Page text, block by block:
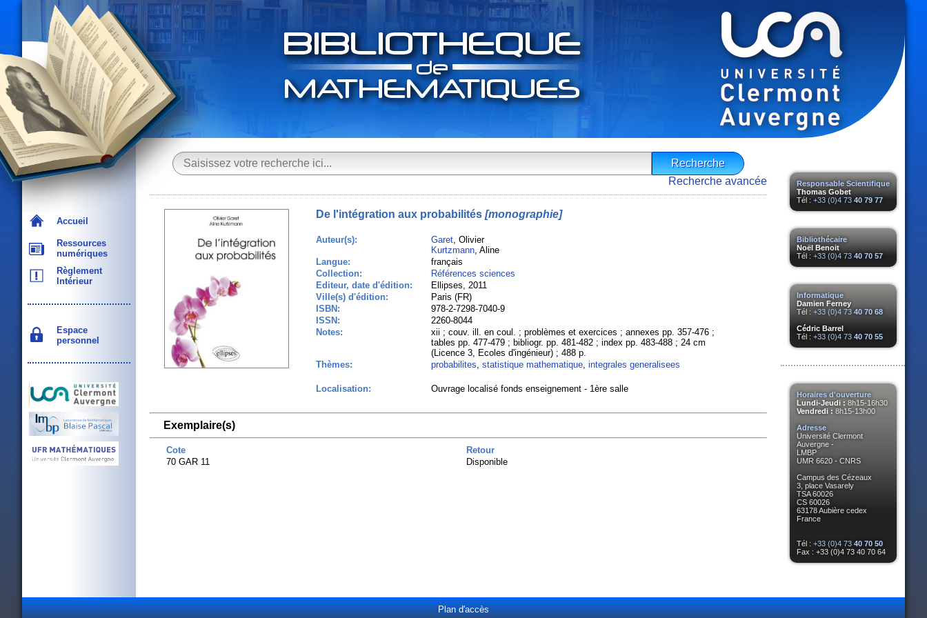
Accueil
Ressources
numériques
Règlement
Intérieur
Espace
personnel
Responsable Scientifique
Thomas Gobet
Tél : +33 (0)4 73 40 79 77
Bibliothécaire
Noël Benoit
Tél : +33 (0)4 73 40 70 57
Informatique
Damien Ferney
Tél : +33 (0)4 73 40 70 68
Cédric Barrel
Tél : +33 (0)4 73 40 70 55
Horaires d'ouverture
Lundi-Jeudi : 8h15-16h30
Vendredi : 8h15-13h00
Adresse
Université Clermont
Auvergne -
LMBP
UMR 6620 - CNRS
Campus des Cézeaux
3, place Vasarely
TSA 60026
CS 60026
63178 Aubière cedex
France
Tél : +33 (0)4 73 40 70 50
Fax : +33 (0)4 73 40 70 64
Recherche avancée
De l'intégration aux probabilités[monographie]
Auteur(s): Garet, Olivier
Kurtzmann, Aline
Langue:
français
Collection:
Références sciences
Editeur, date d'édition:
Ellipses, 2011
Ville(s) d'édition:
Paris (FR)
ISBN:
978-2-7298-7040-9
ISSN:
2260-8044
Notes:
xii ; couv. ill. en coul. ; problèmes et exercices ; annexes pp. 357-476 ;
tables pp. 477-479 ; bibliogr. pp. 481-482 ; index pp. 483-488 ; 24 cm
(Licence 3, Ecoles d'ingénieur) ; 488 p.
Thèmes:
probabilites, statistique mathematique, integrales generalisees
Localisation: Ouvrage localisé fonds enseignement - 1ère salle
Exemplaire(s)
Cote
Retour
70 GAR 11
Disponible
Plan d'accès